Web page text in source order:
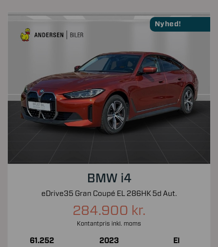
Nyhed!
BMW i4
eDrive35 Gran Coupé EL 286HK 5d Aut.
284.900 kr.
Kontantpris inkl. moms
61.252
2023
El